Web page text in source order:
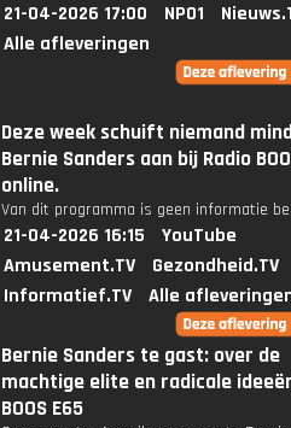
21-04-2026 17:00 NPO1
Alle afleveringen
Deze week schuift niemand
Bernie Sanders aan bij Radio
online.
Van dit programma is geen informatie
21-04-2026 16:15
YouTube
Amusement.TV
Gezondheid.TV
Informatief.TV
Alle
Bernie Sanders te gast: over de
machtige elite en radicale
BOOS E65